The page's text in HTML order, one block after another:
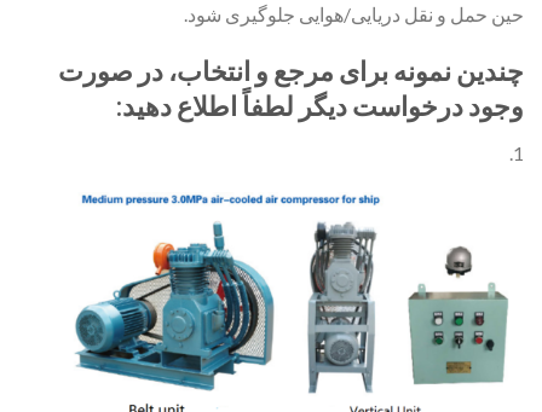
حین حمل و نقل دریایی/هوایی جلوگیری شود.
چندین نمونه برای مرجع و انتخاب، در صورت
وجود درخواست دیگر لطفاً اطلاع دهید:
1.